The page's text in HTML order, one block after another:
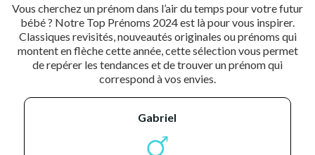
Vous cherchez un prénom dans l’air du temps pour votre futur
bébé ? Notre Top Prénoms 2024 est là pour vous inspirer.
Classiques revisités, nouveautés originales ou prénoms qui
montent en flèche cette année, cette sélection vous permet
de repérer les tendances et de trouver un prénom qui
correspond à vos envies.
gabriel